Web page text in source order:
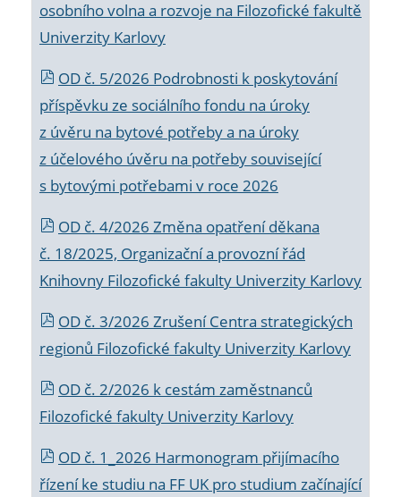
osobního volna a rozvoje na Filozofické fakultě
Univerzity Karlovy
OD č. 5/2026 Podrobnosti k poskytování
příspěvku ze sociálního fondu na úroky
z úvěru na bytové potřeby a na úroky
z účelového úvěru na potřeby související
s bytovými potřebami v roce 2026
OD č. 4/2026 Změna opatření děkana
č. 18/2025, Organizační a provozní řád
Knihovny Filozofické fakulty Univerzity Karlovy
OD č. 3/2026 Zrušení Centra strategických
regionů Filozofické fakulty Univerzity Karlovy
OD č. 2/2026 k cestám zaměstnanců
Filozofické fakulty Univerzity Karlovy
OD č. 1_2026 Harmonogram přijímacího
řízení ke studiu na FF UK pro studium začínající